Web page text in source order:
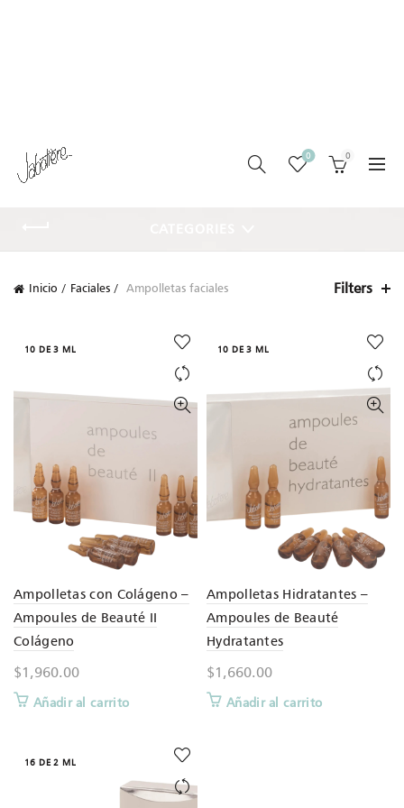
0 0
Inicio Faciales Ampolletas faciales Filters
10 DE 3 ML
Ampolletas con Colágeno –
Ampoules de Beauté II
Colágeno
$1,960.00
Añadir al carrito
10 DE 3 ML
Ampolletas Hidratantes –
Ampoules de Beauté
Hydratantes
$1,660.00
Añadir al carrito
16 DE 2 ML